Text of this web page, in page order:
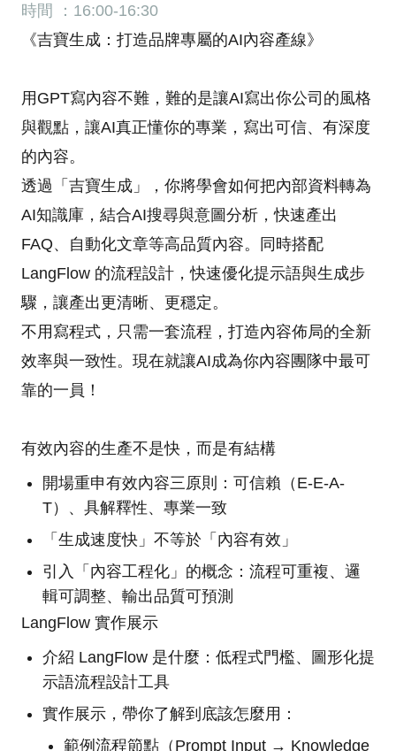
時間 ：16:00-16:30
《吉寶生成：打造品牌專屬的AI內容產線》
用GPT寫內容不難，難的是讓AI寫出你公司的風格
與觀點，讓AI真正懂你的專業，寫出可信、有深度
的內容。
透過「吉寶生成」，你將學會如何把內部資料轉為
AI知識庫，結合AI搜尋與意圖分析，快速產出
FAQ、自動化文章等高品質內容。同時搭配
LangFlow 的流程設計，快速優化提示語與生成步
驟，讓產出更清晰、更穩定。
不用寫程式，只需一套流程，打造內容佈局的全新
效率與一致性。現在就讓AI成為你內容團隊中最可
靠的一員！
有效內容的生產不是快，而是有結構
開場重申有效內容三原則：可信賴（E-E-A-
T）、具解釋性、專業一致
「生成速度快」不等於「內容有效」
引入「內容工程化」的概念：流程可重複、邏
輯可調整、輸出品質可預測
LangFlow 實作展示
介紹 LangFlow 是什麼：低程式門檻、圖形化提
示語流程設計工具
實作展示，帶你了解到底該怎麼用：
範例流程節點（Prompt Input → Knowledge